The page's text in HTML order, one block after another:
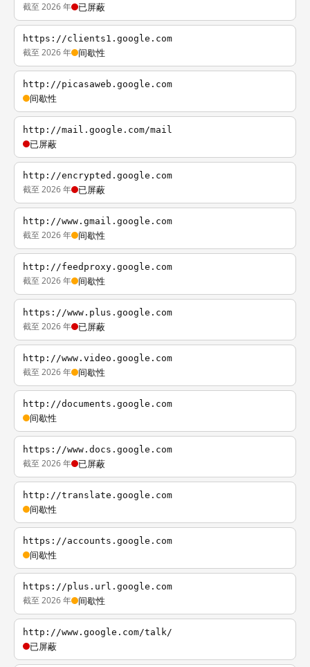
截至 2026 年 已屏蔽
https://clients1.google.com
截至 2026 年 间歇性
http://picasaweb.google.com
间歇性
http://mail.google.com/mail
已屏蔽
http://encrypted.google.com
截至 2026 年 已屏蔽
http://www.gmail.google.com
截至 2026 年 间歇性
http://feedproxy.google.com
截至 2026 年 间歇性
https://www.plus.google.com
截至 2026 年 已屏蔽
http://www.video.google.com
截至 2026 年 间歇性
http://documents.google.com
间歇性
https://www.docs.google.com
截至 2026 年 已屏蔽
http://translate.google.com
间歇性
https://accounts.google.com
间歇性
https://plus.url.google.com
截至 2026 年 间歇性
http://www.google.com/talk/
已屏蔽